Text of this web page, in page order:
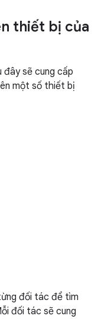
thiết bị của
sẽ cung cấp
một số thiết bị
đối tác để tìm
đối tác sẽ cung